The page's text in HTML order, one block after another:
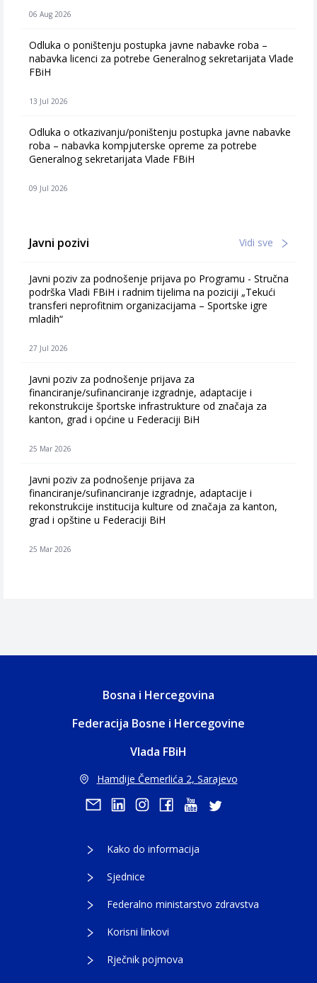
06 Aug 2026
Odluka o poništenju postupka javne nabavke roba –
nabavka licenci za potrebe Generalnog sekretarijata Vlade
FBiH
13 Jul 2026
Odluka o otkazivanju/poništenju postupka javne nabavke
roba – nabavka kompjuterske opreme za potrebe
Generalnog sekretarijata Vlade FBiH
09 Jul 2026
Javni pozivi Vidi sve
Javni poziv za podnošenje prijava po Programu - Stručna
podrška Vladi FBiH i radnim tijelima na poziciji „Tekući
transferi neprofitnim organizacijama – Sportske igre
mladih“
27 Jul 2026
Javni poziv za podnošenje prijava za
financiranje/sufinanciranje izgradnje, adaptacije i
rekonstrukcije športske infrastrukture od značaja za
kanton, grad i općine u Federaciji BiH
25 Mar 2026
Javni poziv za podnošenje prijava za
financiranje/sufinanciranje izgradnje, adaptacije i
rekonstrukcije institucija kulture od značaja za kanton,
grad i opštine u Federaciji BiH
25 Mar 2026
Bosna i Hercegovina
Federacija Bosne i Hercegovine
Vlada FBiH
Hamdije Čemerlića 2, Sarajevo
Kako do informacija
Sjednice
Federalno ministarstvo zdravstva
Korisni linkovi
Rječnik pojmova